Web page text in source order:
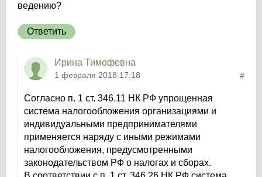
ведению?
Ответить
Ирина Тимофевна
1 февраля 2018 17:18 #
Согласно п. 1 ст. 346.11 НК РФ упрощенная
система налогообложения организациями и
индивидуальными предпринимателями
применяется наряду с иными режимами
налогообложения, предусмотренными
законодательством РФ о налогах и сборах.